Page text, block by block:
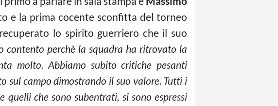
e la prima cocente sconfitta del torneo
lo spirito guerriero che il suo
contento perchè la squadra ha ritrovato la
molto. Abbiamo subito critiche pesanti
sul campo dimostrando il suo valore. Tutti i
quelli che sono subentrati, si sono espressi